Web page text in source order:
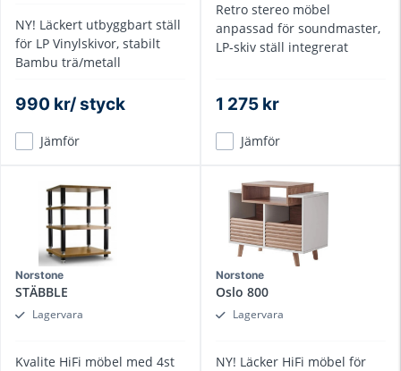
NY! Läckert utbyggbart ställ
för LP Vinylskivor, stabilt
Bambu trä/metall
990 kr/ styck
Jämför
Retro stereo möbel
anpassad för soundmaster,
LP-skiv ställ integrerat
1 275 kr
Jämför
Norstone
STÄBBLE
Lagervara
Kvalite HiFi möbel med 4st
Norstone
Oslo 800
Lagervara
NY! Läcker HiFi möbel för